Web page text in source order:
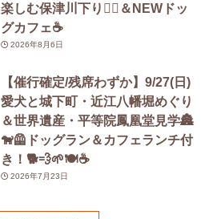
楽しむ保津川下り🚣‍♀️＆NEWドッ
グカフェ☕️
2026年8月6日
【催行確定/残席わずか】9/27(日)
愛犬と城下町・近江八幡堀めぐり
＆世界遺産・平等院鳳凰堂見学🏯
🐕‍🦺ドッグラン＆カフェランチ付
き！🐕💨🌱🍽️☕️
2026年7月23日